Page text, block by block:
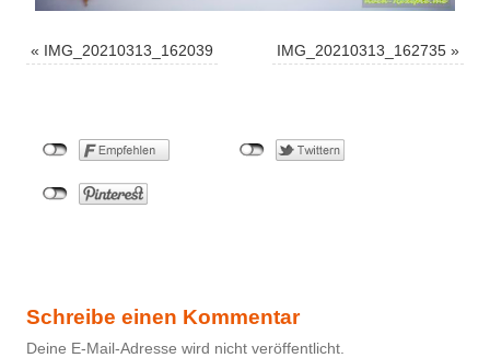
« IMG_20210313_162039 IMG_20210313_162735 »
Schreibe einen Kommentar
Deine E-Mail-Adresse wird nicht veröffentlicht.